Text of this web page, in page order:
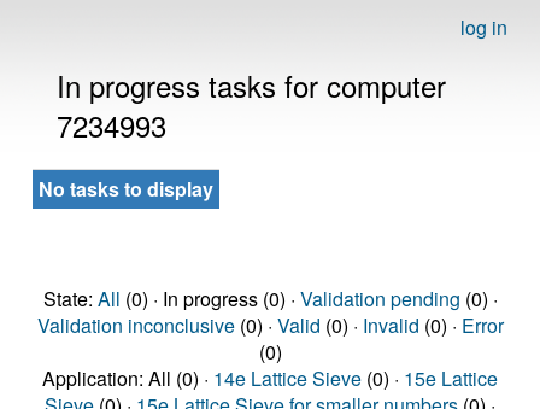
log in
In progress tasks for computer
7234993
No tasks to display
State: All (0) · In progress (0) · Validation pending (0) ·
Validation inconclusive(0) · Valid (0) · Invalid (0) · Error
(0)
Application: All (0) · 14e Lattice Sieve (0) · 15e Lattice